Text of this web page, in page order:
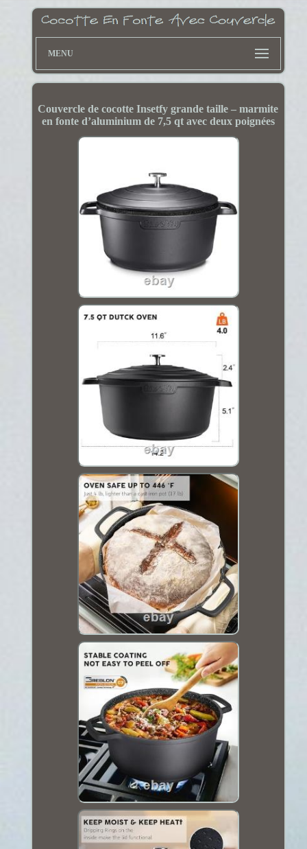
MENU
Couvercle de cocotte Insetfy grande taille – marmite
en fonte d’aluminium de 7,5 qt avec deux poignées